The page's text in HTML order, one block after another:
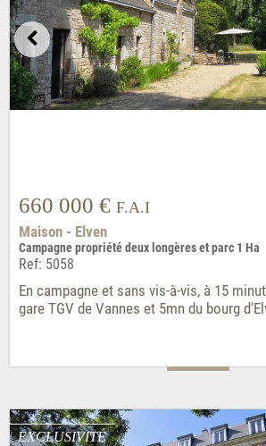
660 000 € F.A.I
Maison - Elven
Campagne propriété deux longères et parc 1 Ha
Ref: 5058
En campagne et sans vis-à-vis, à 15
gare TGV de Vannes et 5mn du bourg
EXCLUSIVITÉ